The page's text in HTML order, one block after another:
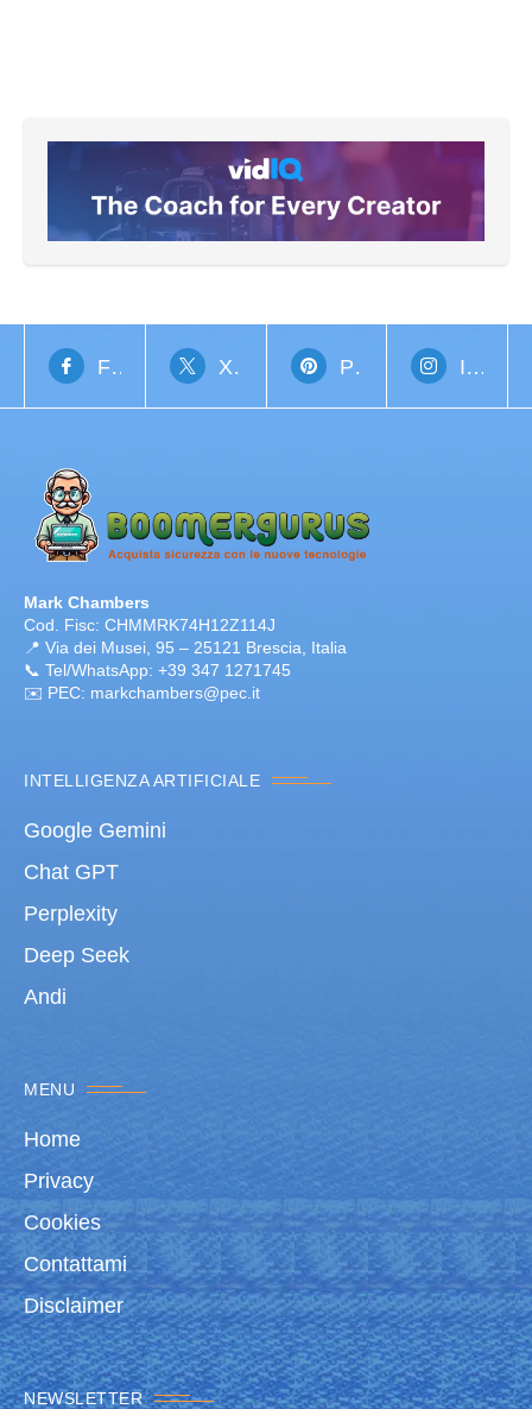
Facebook X Network Pinterest Instagram
Mark Chambers
Cod. Fisc: CHMMRK74H12Z114J
📍 Via dei Musei, 95 – 25121 Brescia, Italia
📞 Tel/WhatsApp: +39 347 1271745
✉️ PEC: markchambers@pec.it
INTELLIGENZA ARTIFICIALE
Google Gemini
Chat GPT
Perplexity
Deep Seek
Andi
MENU
Home
Privacy
Cookies
Contattami
Disclaimer
NEWSLETTER